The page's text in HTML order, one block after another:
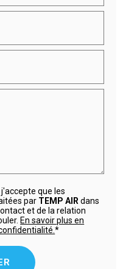
que les
par TEMP AIRdans
et de la relation
En savoir plus en
*